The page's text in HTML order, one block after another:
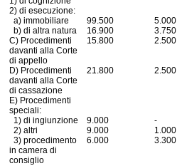
2) di esecuzione:
a) immobiliare
99.500 5.000
b) di altra natura
16.900 3.750
C) Procedimenti
davanti alla Corte
di appello
15.800 2.500
D) Procedimenti
davanti alla Corte
di cassazione
21.800 2.500
E) Procedimenti
speciali:
1) di ingiunzione
9.000 -
2) altri
9.000 1.000
3) procedimento
in camera di
consiglio
6.000 3.300